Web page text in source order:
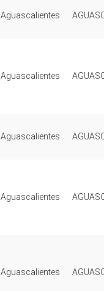
Aguascalientes
Aguascalientes
Aguascalientes
Aguascalientes
Aguascalientes